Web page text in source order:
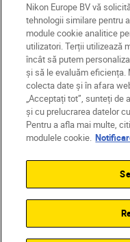
RO Nikon Sites
Contactaţi-ne
Termeni de utilizare
Notificare privind
© 2026 Nikon
Nikon Europe BV vă
tehnologii similare pentru
module cookie analitice
utilizatori. Terții utilizează
încât să putem
și să le evaluăm
colecta date și în afara
„Acceptați tot”, sunteți de
și cu prelucrarea datelor
Pentru a afla mai multe,
modulele cookie.